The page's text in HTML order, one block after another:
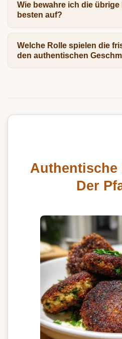
Wie bewahre ich die
besten auf?
Welche Rolle spielen die
den authentischen
Authentische
Der